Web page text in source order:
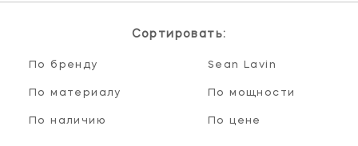
Сортировать:
По бренду Sean Lavin
По материалу По мощности
По наличию По цене